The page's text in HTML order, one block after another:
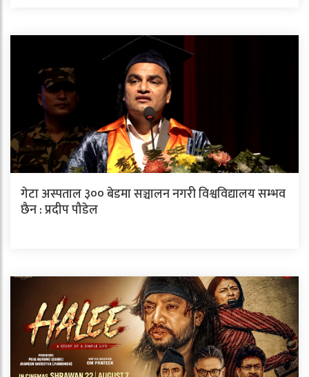
गेटा अस्पताल ३०० बेडमा सञ्चालन नगरी विश्वविद्यालय सम्भव
छैन : प्रदीप पौडेल